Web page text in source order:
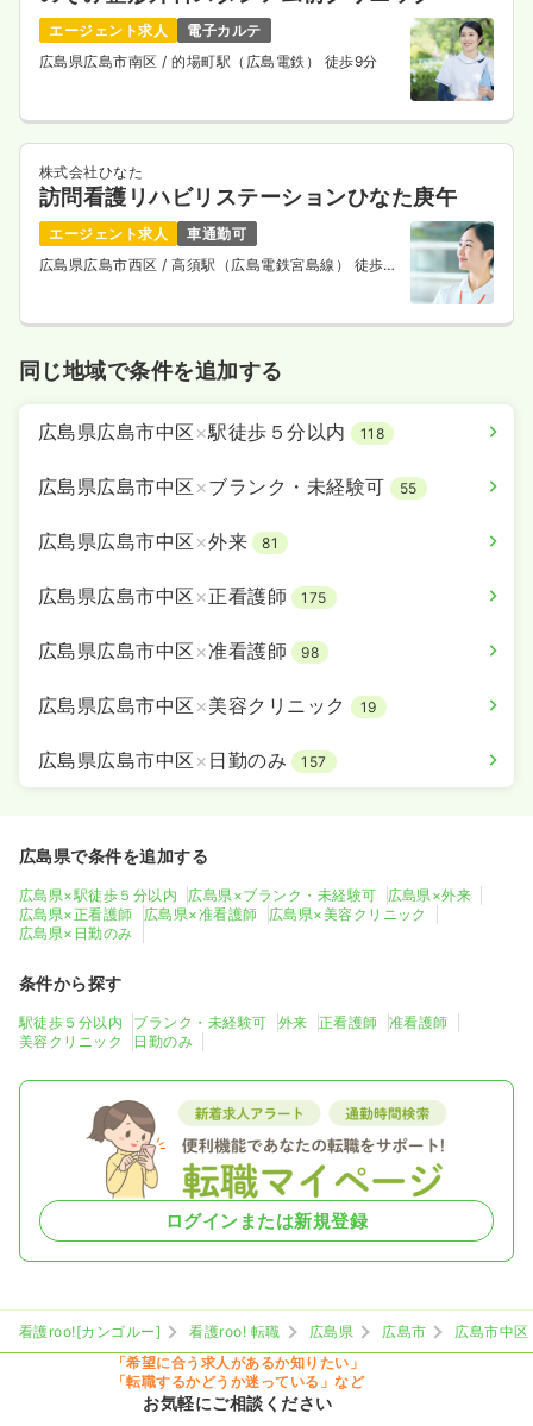
エージェント求人
電子カルテ
広島県広島市南区 / 的場町駅（広島電鉄） 徒歩9分
株式会社ひなた
訪問看護リハビリステーションひなた庚午
エージェント求人
車通勤可
広島県広島市西区 / 高須駅（広島電鉄宮島線） 徒歩5
同じ地域で条件を追加する
広島県広島市中区 ×駅徒歩５分以内 118
広島県広島市中区 ×ブランク・未経験可 55
広島県広島市中区 ×外来 81
広島県広島市中区 ×正看護師 175
広島県広島市中区 ×准看護師 98
広島県広島市中区 ×美容クリニック 19
広島県広島市中区 × 日勤のみ 157
広島県で条件を追加する
広島県×駅徒歩５分以内 広島県×ブランク・未経験可
広島県×外来
広島県×正看護師
広島県×准看護師
広島県×美容クリニック
広島県×日勤のみ
条件から探す
駅徒歩５分以内 ブランク・未経験可 外来 正看護師
准看護師
美容クリニック
日勤のみ
ログインまたは新規登録
看護roo![カンゴルー] 看護roo! 転職 広島県 広島市
広島市中区
「希望に合う求人があるか知りたい」
「転職するかどうか迷っている」など
お気軽にご相談ください